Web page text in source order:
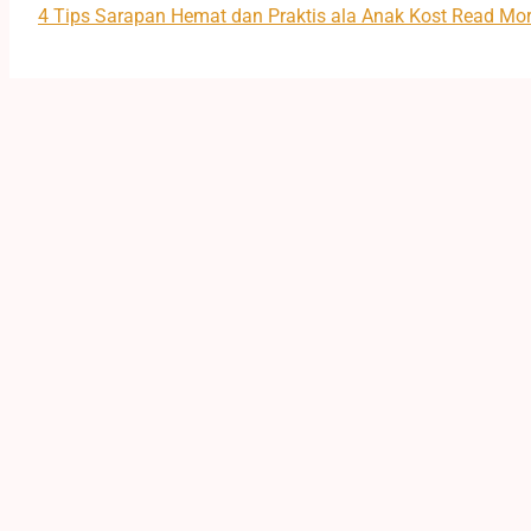
4 Tips Sarapan Hemat dan Praktis ala Anak Kost Read